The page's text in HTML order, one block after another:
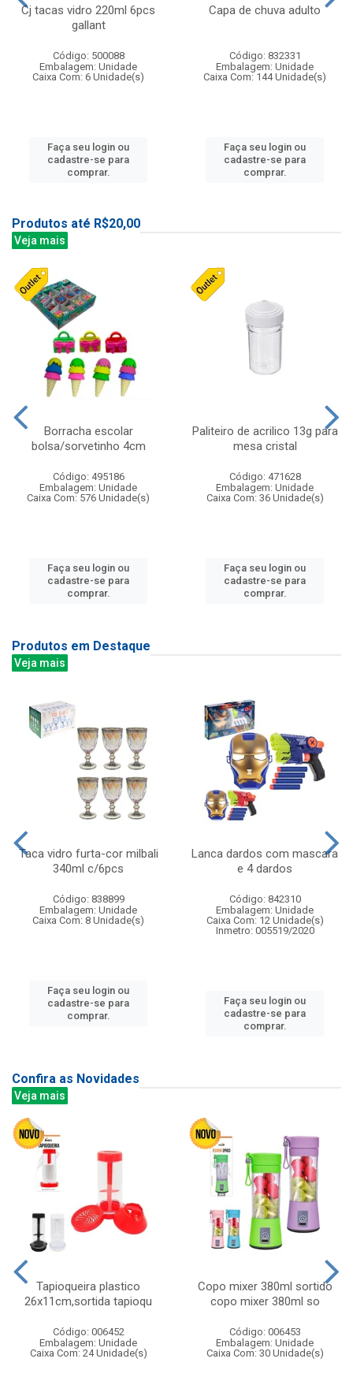
Cj tacas vidro 220ml 6pcs
gallant
Código: 500088
Embalagem: Unidade
Caixa Com: 6 Unidade(s)
Faça seu login ou
cadastre-se para
comprar.
Capa de chuva adulto
Código: 832331
Embalagem: Unidade
Caixa Com: 144 Unidade(s)
Faça seu login ou
cadastre-se para
comprar.
Produtos até R$20,00
Veja mais
Borracha escolar
bolsa/sorvetinho 4cm
Código: 495186
Embalagem: Unidade
Caixa Com: 576 Unidade(s)
Faça seu login ou
cadastre-se para
comprar.
Paliteiro de acrilico 13g para
mesa cristal
Código: 471628
Embalagem: Unidade
Caixa Com: 36 Unidade(s)
Faça seu login ou
cadastre-se para
comprar.
Produtos em Destaque
Veja mais
Taca vidro furta-cor milbali
340ml c/6pcs
Código: 838899
Embalagem: Unidade
Caixa Com: 8 Unidade(s)
Faça seu login ou
cadastre-se para
comprar.
Lanca dardos com mascara
e 4 dardos
Código: 842310
Embalagem: Unidade
Caixa Com: 12 Unidade(s)
Inmetro: 005519/2020
Faça seu login ou
cadastre-se para
comprar.
Confira as Novidades
Veja mais
Tapioqueira plastico
26x11cm,sortida tapioqu
Código: 006452
Embalagem: Unidade
Caixa Com: 24 Unidade(s)
Copo mixer 380ml sortido
copo mixer 380ml so
Código: 006453
Embalagem: Unidade
Caixa Com: 30 Unidade(s)